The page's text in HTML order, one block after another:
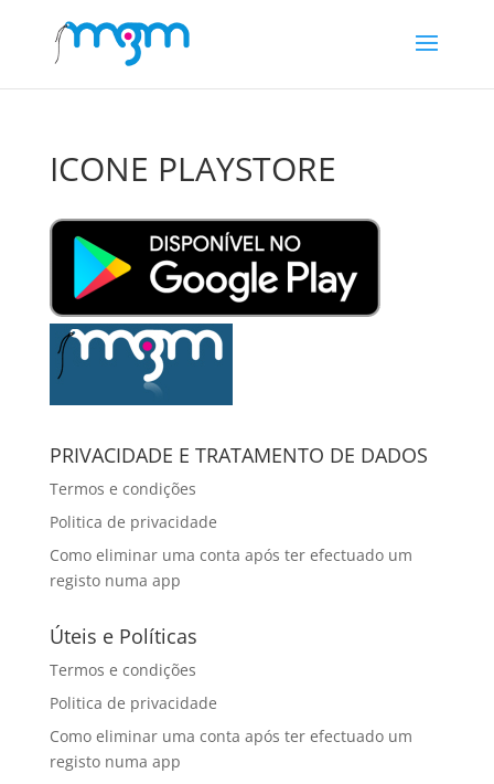
ICONE PLAYSTORE
PRIVACIDADE E TRATAMENTO DE DADOS
Termos e condições
Politica de privacidade
Como eliminar uma conta após ter efectuado um
registo numa app
Úteis e Políticas
Termos e condições
Politica de privacidade
Como eliminar uma conta após ter efectuado um
registo numa app